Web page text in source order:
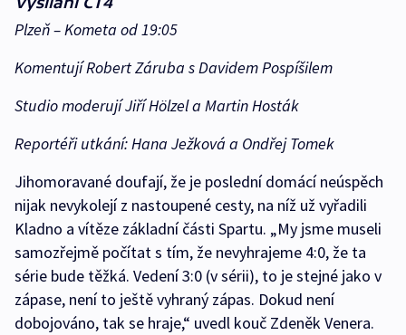
Plzeň – Kometa od 19:05
Komentují Robert Záruba s Davidem Pospíšilem
Studio moderují Jiří Hölzel a Martin Hosták
Reportéři utkání: Hana Ježková a Ondřej Tomek
Jihomoravané doufají, že je poslední domácí neúspěch
nijak nevykolejí z nastoupené cesty, na níž už vyřadili
Kladno a vítěze základní části Spartu. „My jsme museli
samozřejmě počítat s tím, že nevyhrajeme 4:0, že ta
série bude těžká. Vedení 3:0 (v sérii), to je stejné jako v
zápase, není to ještě vyhraný zápas. Dokud není
dobojováno, tak se hraje,“ uvedl kouč Zdeněk Venera.